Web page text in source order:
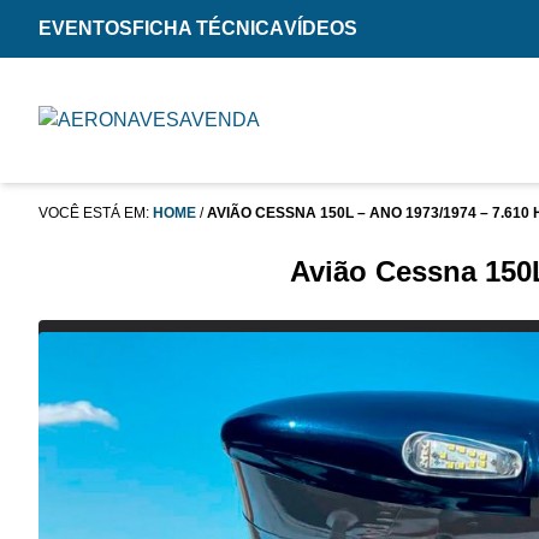
EVENTOS FICHA TÉCNICAVÍDEOS
VOCÊ ESTÁ EM: HOME /AVIÃO CESSNA 150L – ANO 1973/1974 – 7.610
Avião Cessna